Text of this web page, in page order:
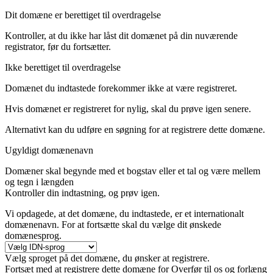
Dit domæne er berettiget til overdragelse
Kontroller, at du ikke har låst dit domænet på din nuværende
registrator, før du fortsætter.
Ikke berettiget til overdragelse
Domænet du indtastede forekommer ikke at være registreret.
Hvis domænet er registreret for nylig, skal du prøve igen senere.
Alternativt kan du udføre en søgning for at registrere dette domæne.
Ugyldigt domænenavn
Domæner skal begynde med et bogstav eller et tal og være mellem
og tegn i længden
Kontroller din indtastning, og prøv igen.
Vi opdagede, at det domæne, du indtastede, er et internationalt
domænenavn. For at fortsætte skal du vælge dit ønskede
domænesprog.
Vælg sproget på det domæne, du ønsker at registrere.
Fortsæt med at registrere dette domæne for Overfør til os og forlæng